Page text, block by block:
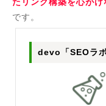
たリンク構築を心が
です。
devo「SEOラ